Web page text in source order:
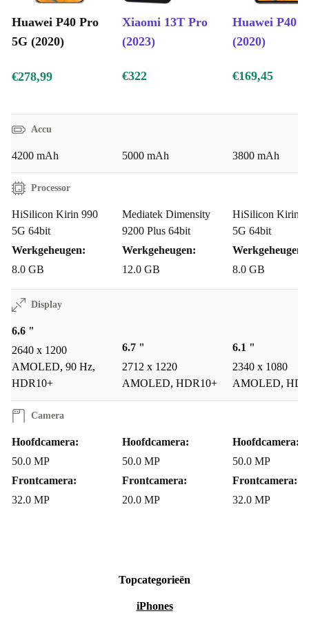
met een beetje moeite zelf, direct van het internet
Huawei P40 Pro
5G (2020)
Xiaomi 13T Pro
(2023)
Huawei P40
(2020)
€278,99 €322 €169,45
Accu
4200 mAh 5000 mAh 3800 mAh
Processor
HiSilicon Kirin 990
5G 64bit
Werkgeheugen:
8.0 GB
Mediatek Dimensity
9200 Plus 64bit
Werkgeheugen:
12.0 GB
HiSilicon Kirin
5G 64bit
Werkgeheugen:
8.0 GB
Display
6.6 "
2640 x 1200
AMOLED, 90 Hz,
HDR10+
6.7 "
2712 x 1220
AMOLED, HDR10+
6.1 "
2340 x 1080
AMOLED,
Camera
Hoofdcamera:
50.0 MP
Frontcamera:
32.0 MP
Hoofdcamera:
50.0 MP
Frontcamera:
20.0 MP
Hoofdcamera:
50.0 MP
Frontcamera:
32.0 MP
Topcategorieën
iPhones